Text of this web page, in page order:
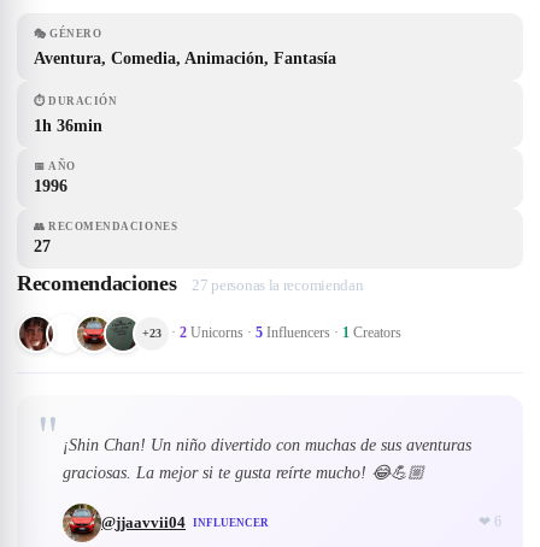
🎭 GÉNERO
Aventura, Comedia, Animación, Fantasía
⏱ DURACIÓN
1h 36min
📅 AÑO
1996
👥 RECOMENDACIONES
27
Recomendaciones 27 personas la recomiendan
+23 · 2 Unicorns · 5 Influencers · 1 Creators
" ¡Shin Chan! Un niño divertido con muchas de sus aventuras
graciosas. La mejor si te gusta reírte mucho! 😂💪🏼
@jjaavvii04 INFLUENCER ❤ 6